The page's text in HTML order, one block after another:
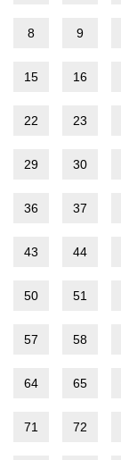
8 9
15 16
22 23
29 30
36 37
43 44
50 51
57 58
64 65
71 72